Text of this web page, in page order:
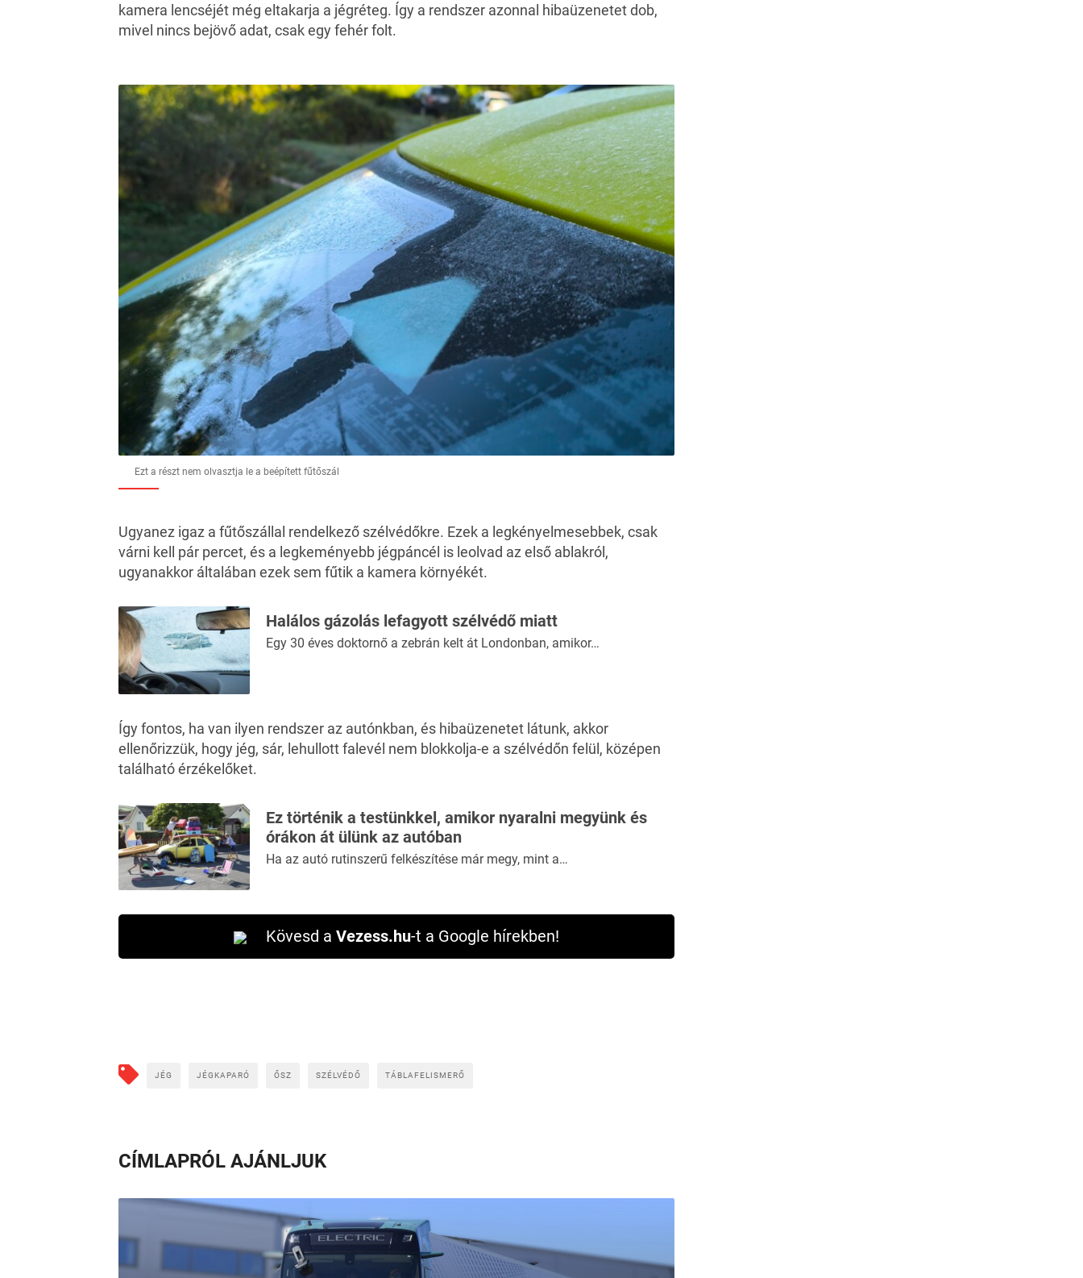
kamera lencséjét még eltakarja a jégréteg. Így a rendszer azonnal hibaüzenetet dob,
mivel nincs bejövő adat, csak egy fehér folt.
Ezt a részt nem olvasztja le a beépített fűtőszál
Ugyanez igaz a fűtőszállal rendelkező szélvédőkre. Ezek a legkényelmesebbek, csak
várni kell pár percet, és a legkeményebb jégpáncél is leolvad az első ablakról,
ugyanakkor általában ezek sem fűtik a kamera környékét.
Halálos gázolás lefagyott szélvédő miatt
Egy 30 éves doktornő a zebrán kelt át Londonban, amikor…
Így fontos, ha van ilyen rendszer az autónkban, és hibaüzenetet látunk, akkor
ellenőrizzük, hogy jég, sár, lehullott falevél nem blokkolja-e a szélvédőn felül, középen
található érzékelőket.
Ez történik a testünkkel, amikor nyaralni megyünk és
órákon át ülünk az autóban
Ha az autó rutinszerű felkészítése már megy, mint a…
Kövesd a Vezess.hu-t a Google hírekben!
JÉG JÉGKAPARÓ ŐSZ SZÉLVÉDŐ TÁBLAFELISMERŐ
CÍMLAPRÓL AJÁNLJUK